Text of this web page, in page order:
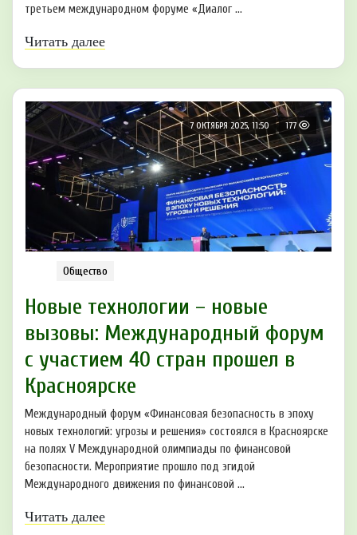
третьем международном форуме «Диалог ...
Читать далее
7 ОКТЯБРЯ 2025, 11:50 177
Общество
Новые технологии – новые
вызовы: Международный форум
с участием 40 стран прошел в
Красноярске
Международный форум «Финансовая безопасность в эпоху
новых технологий: угрозы и решения» состоялся в Красноярске
на полях V Международной олимпиады по финансовой
безопасности. Мероприятие прошло под эгидой
Международного движения по финансовой ...
Читать далее